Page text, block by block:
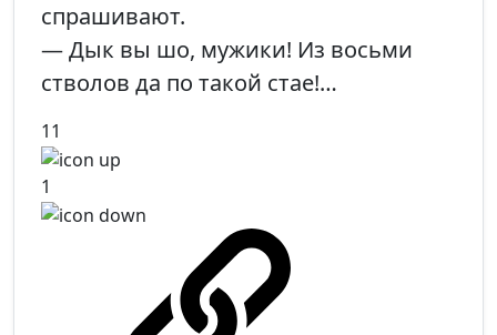
спрашивают.
— Дык вы шо, мужики! Из восьми
стволов да по такой стае!…
11
1